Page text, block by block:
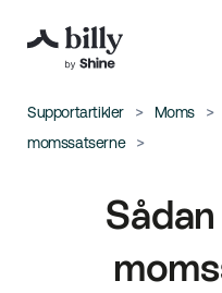
Supportartikler Moms
momssatserne